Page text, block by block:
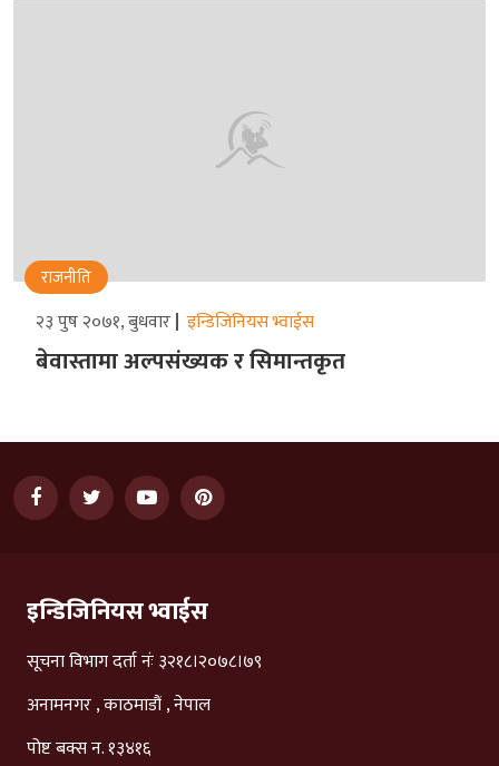
राजनीति
२३ पुष २०७१, बुधवार इन्डिजिनियस भ्वाईस
बेवास्तामा अल्पसंख्यक र सिमान्तकृत
इन्डिजिनियस भ्वाईस
सूचना विभाग दर्ता नंः ३२१८।२०७८।७९
अनामनगर , काठमाडौं , नेपाल
पोष्ट बक्स न. १३४१६